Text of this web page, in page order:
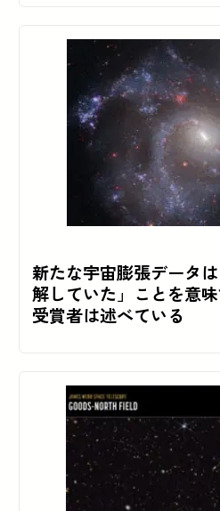
新たな宇宙膨張データ
解していた」ことを意
受賞者は述べている